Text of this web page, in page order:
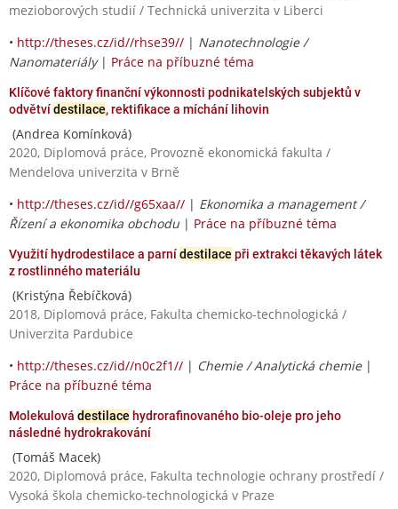
mezioborových studií / Technická univerzita v Liberci
• http://theses.cz/id//rhse39// | Nanotechnologie /
Nanomateriály| Práce na příbuzné téma
Klíčové faktory finanční výkonnosti podnikatelských subjektů v
odvětvídestilace, rektifikace a míchání lihovin
(Andrea Komínková)
2020, Diplomová práce, Provozně ekonomická fakulta /
Mendelova univerzita v Brně
• http://theses.cz/id//g65xaa// | Ekonomika a management /
Řízení a ekonomika obchodu | Práce na příbuzné téma
Využití hydrodestilace a parnídestilace při extrakci těkavých látek
z rostlinného materiálu
(Kristýna Řebíčková)
2018, Diplomová práce, Fakulta chemicko-technologická /
Univerzita Pardubice
• http://theses.cz/id//n0c2f1// | Chemie / Analytická chemie|
Práce na příbuzné téma
Molekulová destilace hydrorafinovaného bio-oleje pro jeho
následné hydrokrakování
(Tomáš Macek)
2020, Diplomová práce, Fakulta technologie ochrany prostředí /
Vysoká škola chemicko-technologická v Praze